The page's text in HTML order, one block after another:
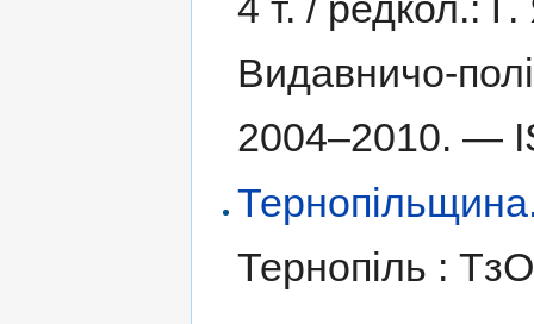
Видавничо-
2004–2010. —
Тернопільщина.
Тернопіль :